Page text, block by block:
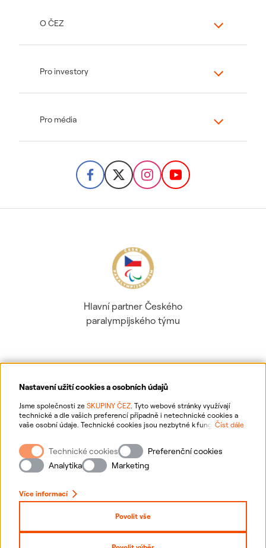
Nastavení užití cookies a osobních údajů
Jsme společnosti ze SKUPINY ČEZ. Tyto webové stránky využívají
technické a dle vašich preferencí případně i netechnické cookies a
vaše osobní údaje. Technické cookies jsou nezbytné k fungování
webové stránky vašim preferencím, k personalizaci reklam a analytice.
Pro sběr a zpracování netechnických cookies a vašich osobních údajů
nám můžete udělit souhlas. Bližší informace o vašich právech,
zpracování osobních údajů, včetně možnosti odvolání udělených
Číst dále
Technické cookies
Preferenční cookies
Analytika
Marketing
Více informací
Povolit vše
O ČEZ
Pro investory
Pro média
Hlavní partner Českého
paralympijského týmu
Ochrana osobních údajů
Informace o webu
Nastavení cookies
Přihlásit se
Prohlášení o přístupnosti